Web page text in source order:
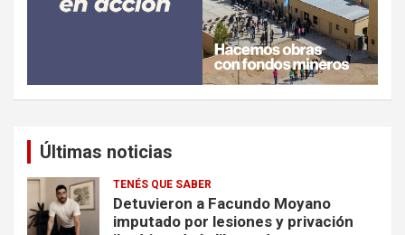
Últimas noticias
TENÉS QUE SABER
Detuvieron a Facundo Moyano
imputado por lesiones y privación